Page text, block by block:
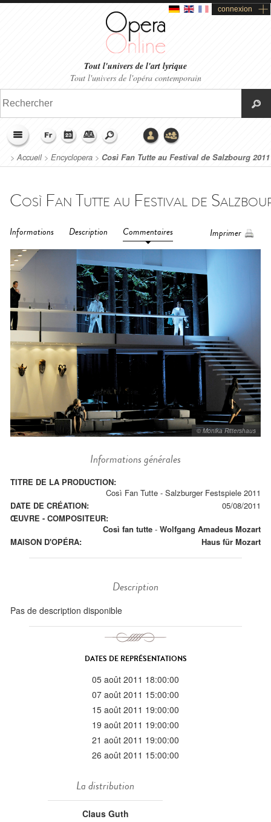
connexion
Tout l'univers de l'art lyrique
Tout l'univers de l'opéra contemporain
>Accueil> Encyclopera > Così Fan Tutte au Festival de Salzbourg 2011
Informations Description Commentaires Imprimer
© Monika Rittershaus
Informations générales
TITRE DE LA PRODUCTION:
Così Fan Tutte - Salzburger Festspiele 2011
DATE DE CRÉATION:
05/08/2011
ŒUVRE - COMPOSITEUR:
Così fan tutte - Wolfgang Amadeus Mozart
MAISON D'OPÉRA:
Haus für Mozart
Description
Pas de description disponible
DATES DE REPRÉSENTATIONS
05 août 2011 18:00:00
07 août 2011 15:00:00
15 août 2011 19:00:00
19 août 2011 19:00:00
21 août 2011 19:00:00
26 août 2011 15:00:00
La distribution
Claus Guth